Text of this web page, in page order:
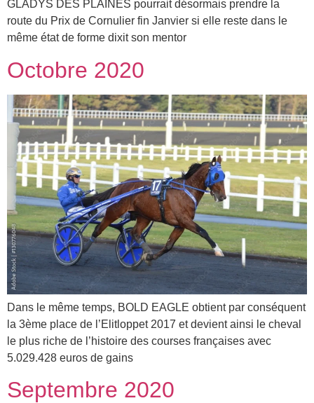
GLADYS DES PLAINES pourrait désormais prendre la
route du Prix de Cornulier fin Janvier si elle reste dans le
même état de forme dixit son mentor
Octobre 2020
Dans le même temps, BOLD EAGLE obtient par conséquent
la 3ème place de l’Elitloppet 2017 et devient ainsi le cheval
le plus riche de l’histoire des courses françaises avec
5.029.428 euros de gains
Septembre 2020